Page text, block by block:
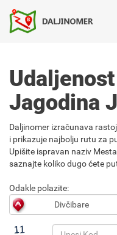
Jagodina
Daljinomer izračunava
i prikazuje najbolju rutu za
Upišite ispravan naziv
saznajte koliko dugo ćete
Odakle polazite: